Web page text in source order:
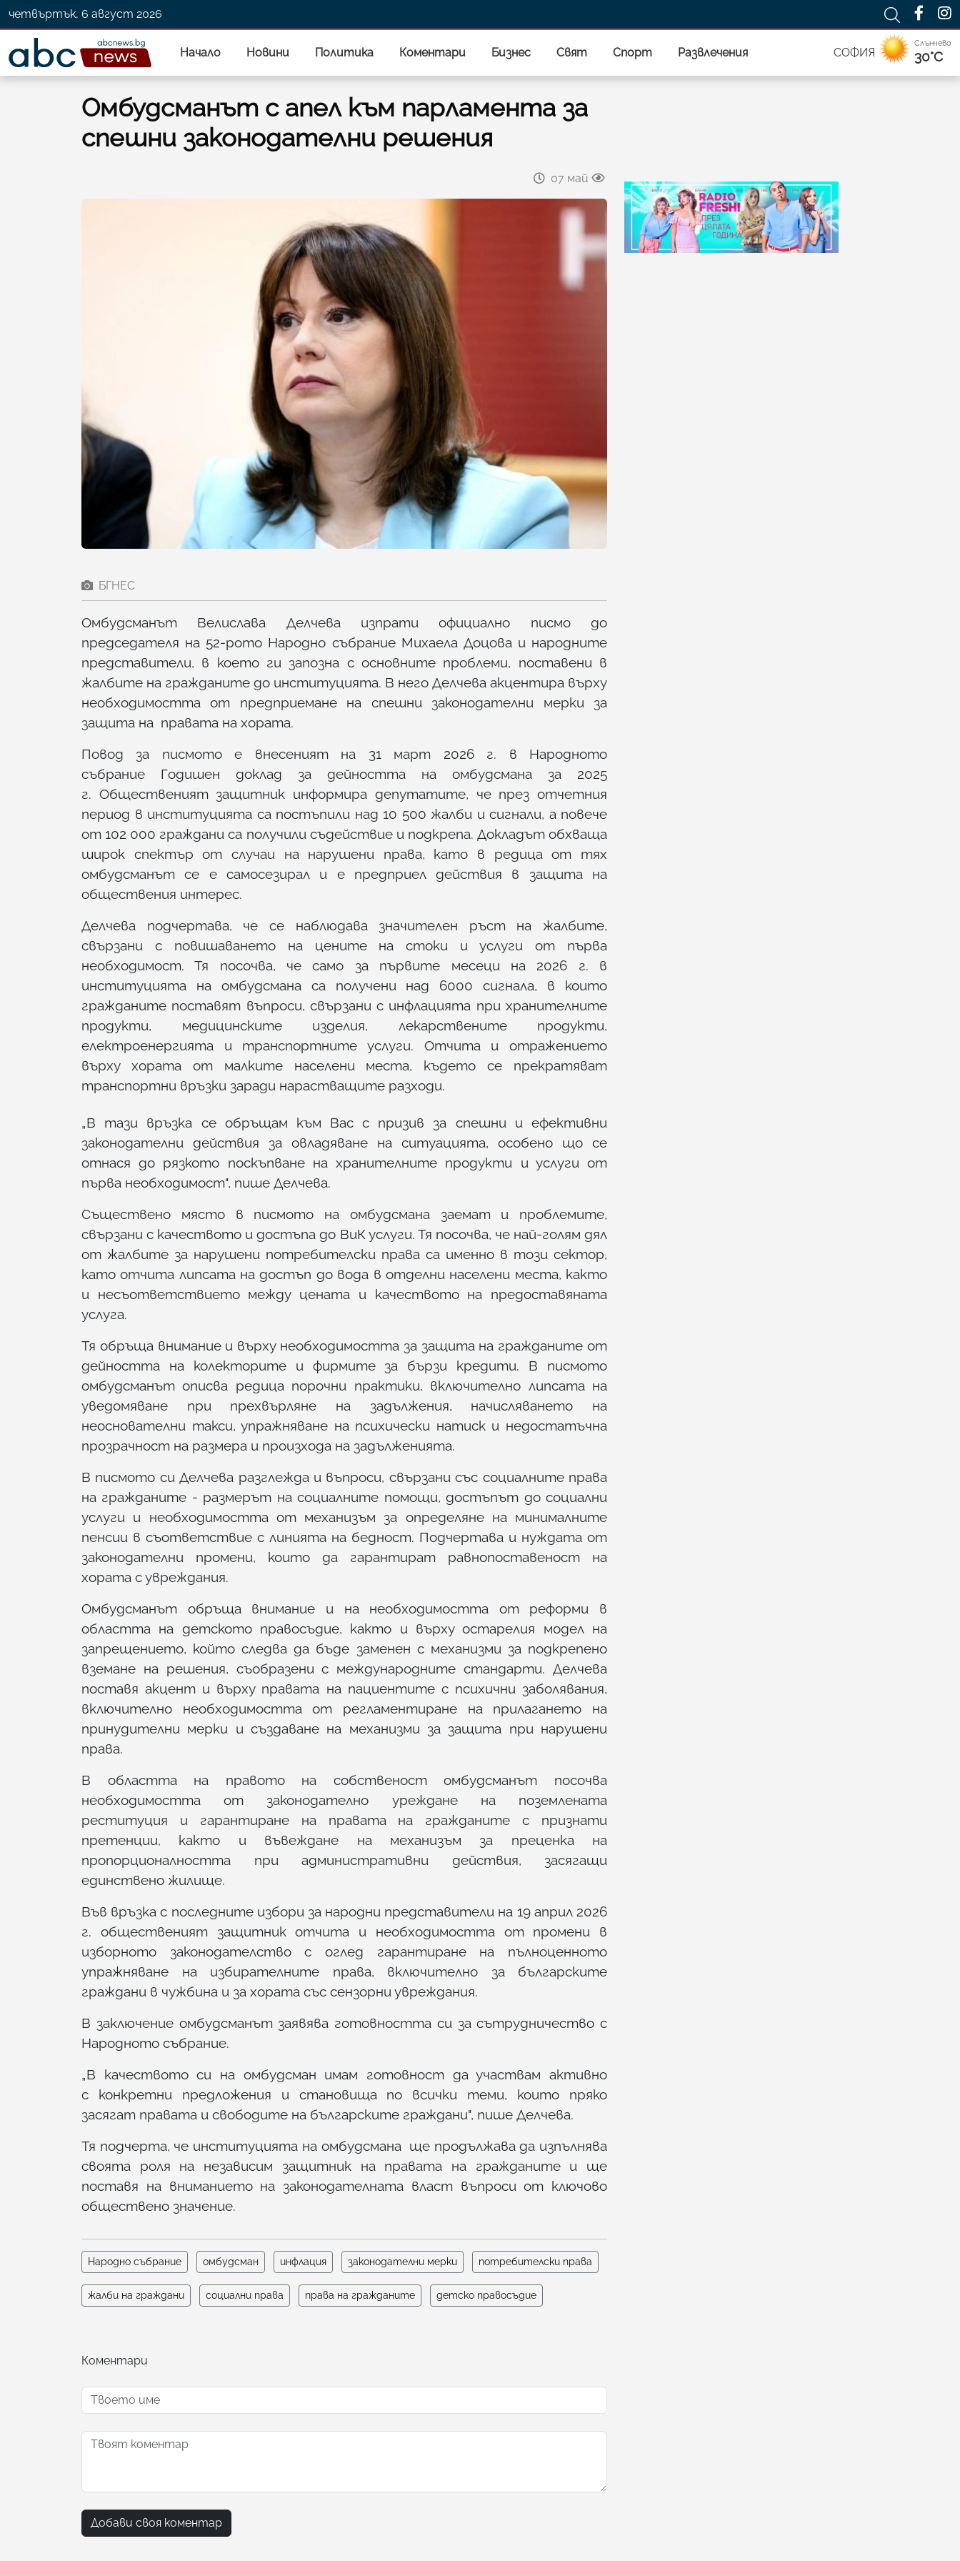
четвъртък, 6 август 2026
Начало Новини Политика Коментари Бизнес Свят Спорт Развлечения СОФИЯ
Слънчево
30°C
Омбудсманът с апел към парламента за
спешни законодателни решения
07 май
БГНЕС
Омбудсманът Велислава Делчева изпрати официално писмо до
председателя на 52-рото Народно събрание Михаела Доцова и народните
представители, в което ги запозна с основните проблеми, поставени в
жалбите на гражданите до институцията. В него Делчева акцентира върху
необходимостта от предприемане на спешни законодателни мерки за
защита на правата на хората.
Повод за писмото е внесеният на 31 март 2026 г. в Народното
събрание Годишен доклад за дейността на омбудсмана за 2025
г. Общественият защитник информира депутатите, че през отчетния
период в институцията са постъпили над 10 500 жалби и сигнали, а повече
от 102 000 граждани са получили съдействие и подкрепа. Докладът обхваща
широк спектър от случаи на нарушени права, като в редица от тях
омбудсманът се е самосезирал и е предприел действия в защита на
обществения интерес.
Делчева подчертава, че се наблюдава значителен ръст на жалбите,
свързани с повишаването на цените на стоки и услуги от първа
необходимост. Тя посочва, че само за първите месеци на 2026 г. в
институцията на омбудсмана са получени над 6000 сигнала, в които
гражданите поставят въпроси, свързани с инфлацията при хранителните
продукти, медицинските изделия, лекарствените продукти,
електроенергията и транспортните услуги. Отчита и отражението
върху хората от малките населени места, където се прекратяват
транспортни връзки заради нарастващите разходи.
„В тази връзка се обръщам към Вас с призив за спешни и ефективни
законодателни действия за овладяване на ситуацията, особено що се
отнася до рязкото поскъпване на хранителните продукти и услуги от
първа необходимост", пише Делчева.
Съществено място в писмото на омбудсмана заемат и проблемите,
свързани с качеството и достъпа до ВиК услуги. Тя посочва, че най-голям дял
от жалбите за нарушени потребителски права са именно в този сектор,
като отчита липсата на достъп до вода в отделни населени места, както
и несъответствието между цената и качеството на предоставяната
услуга.
Тя обръща внимание и върху необходимостта за защита на гражданите от
дейността на колекторите и фирмите за бързи кредити. В писмото
омбудсманът описва редица порочни практики, включително липсата на
уведомяване при прехвърляне на задължения, начисляването на
неоснователни такси, упражняване на психически натиск и недостатъчна
прозрачност на размера и произхода на задълженията.
В писмото си Делчева разглежда и въпроси, свързани със социалните права
на гражданите - размерът на социалните помощи, достъпът до социални
услуги и необходимостта от механизъм за определяне на минималните
пенсии в съответствие с линията на бедност. Подчертава и нуждата от
законодателни промени, които да гарантират равнопоставеност на
хората с увреждания.
Омбудсманът обръща внимание и на необходимостта от реформи в
областта на детското правосъдие, както и върху остарелия модел на
запрещението, който следва да бъде заменен с механизми за подкрепено
вземане на решения, съобразени с международните стандарти. Делчева
поставя акцент и върху правата на пациентите с психични заболявания,
включително необходимостта от регламентиране на прилагането на
принудителни мерки и създаване на механизми за защита при нарушени
права.
В областта на правото на собственост омбудсманът посочва
необходимостта от законодателно уреждане на поземлената
реституция и гарантиране на правата на гражданите с признати
претенции, както и въвеждане на механизъм за преценка на
пропорционалността при административни действия, засягащи
единствено жилище.
Във връзка с последните избори за народни представители на 19 април 2026
г. общественият защитник отчита и необходимостта от промени в
изборното законодателство с оглед гарантиране на пълноценното
упражняване на избирателните права, включително за българските
граждани в чужбина и за хората със сензорни увреждания.
В заключение омбудсманът заявява готовността си за сътрудничество с
Народното събрание.
„В качеството си на омбудсман имам готовност да участвам активно
с конкретни предложения и становища по всички теми, които пряко
засягат правата и свободите на българските граждани", пише Делчева.
Тя подчерта, че институцията на омбудсмана ще продължава да изпълнява
своята роля на независим защитник на правата на гражданите и ще
поставя на вниманието на законодателната власт въпроси от ключово
обществено значение.
Народно събрание омбудсман инфлация законодателни мерки потребителски права
жалби на граждани социални права права на гражданите детско правосъдие
Коментари
Добави своя коментар